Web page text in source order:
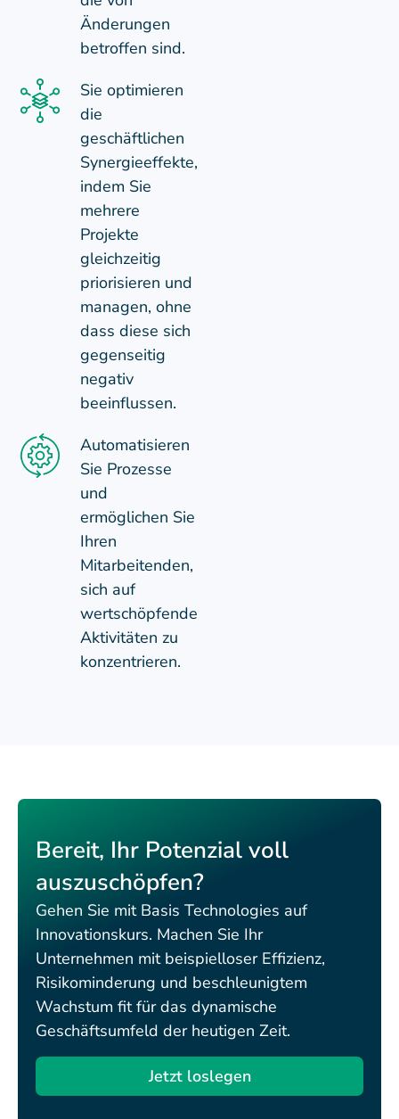
Änderungen
betroffen sind.
Sie optimieren
die
geschäftlichen
Synergieeffekte,
indem Sie
mehrere
Projekte
gleichzeitig
priorisieren und
managen, ohne
dass diese sich
gegenseitig
negativ
beeinflussen.
Automatisieren
Sie Prozesse
und
ermöglichen Sie
Ihren
Mitarbeitenden,
sich auf
wertschöpfende
Aktivitäten zu
konzentrieren.
Bereit, Ihr Potenzial voll
auszuschöpfen?
Gehen Sie mit Basis Technologies auf
Innovationskurs. Machen Sie Ihr
Unternehmen mit beispielloser Effizienz,
Risikominderung und beschleunigtem
Wachstum fit für das dynamische
Geschäftsumfeld der heutigen Zeit.
Jetzt loslegen